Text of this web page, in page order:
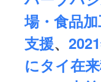
場・食品
支援、
にタイ在